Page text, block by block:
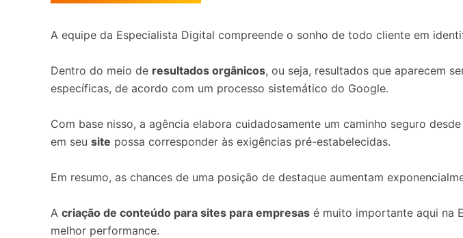
A equipe da Especialista Digital compreende o sonho de todo cliente em
Dentro do meio de resultados orgânicos, ou seja, resultados que aparecem
específicas, de acordo com um processo sistemático do Google.
Com base nisso, a agência elabora cuidadosamente um caminho seguro desde
em seu site possa corresponder às exigências pré-estabelecidas.
Em resumo, as chances de uma posição de destaque aumentam
A criação de conteúdo para sites para empresas é muito importante aqui na
melhor performance.